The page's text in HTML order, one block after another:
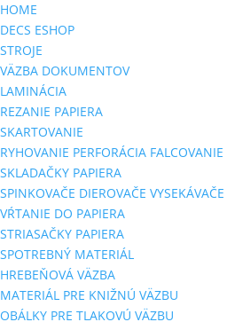
HOME
DECS ESHOP
STROJE
VÄZBA DOKUMENTOV
LAMINÁCIA
REZANIE PAPIERA
SKARTOVANIE
RYHOVANIE PERFORÁCIA FALCOVANIE
SKLADAČKY PAPIERA
SPINKOVAČE DIEROVAČE VYSEKÁVAČE
VŔTANIE DO PAPIERA
STRIASAČKY PAPIERA
SPOTREBNÝ MATERIÁL
HREBEŇOVÁ VÄZBA
MATERIÁL PRE KNIŽNÚ VÄZBU
OBÁLKY PRE TLAKOVÚ VÄZBU